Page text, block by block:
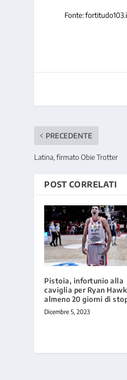
Fonte:
PRECEDENTE
Latina, firmato Obie Trotter
POST CORRELATI
Pistoia, infortunio alla
caviglia per Ryan
almeno 20 giorni di
Dicembre 5, 2023